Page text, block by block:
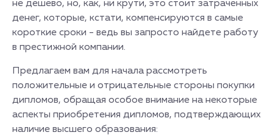
не дешево, но, как, ни крути, это стоит затраченных
денег, которые, кстати, компенсируются в самые
короткие сроки - ведь вы запросто найдете работу
в престижной компании.
Предлагаем вам для начала рассмотреть
положительные и отрицательные стороны покупки
дипломов, обращая особое внимание на некоторые
аспекты приобретения дипломов, подтверждающих
наличие высшего образования: